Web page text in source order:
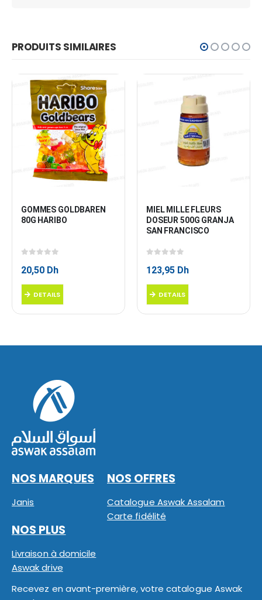
PRODUITS SIMILAIRES
GOMMES GOLDBAREN
80G HARIBO
20,50 Dh
DETAILS
MIEL MILLE FLEURS
DOSEUR 500G GRANJA
SAN FRANCISCO
123,95 Dh
DETAILS
NOS MARQUES
Janis
NOS OFFRES
Catalogue Aswak Assalam
Carte fidélité
NOS PLUS
Livraison à domicile
Aswak drive
Recevez en avant-première, votre catalogue Aswak